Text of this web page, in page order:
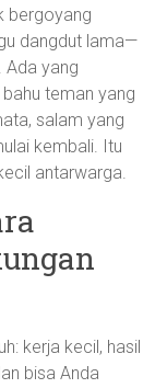
bergoyang
dangdut lama—
Ada yang
teman yang
salam yang
kembali. Itu
antarwarga.
kerja kecil, hasil
bisa Anda